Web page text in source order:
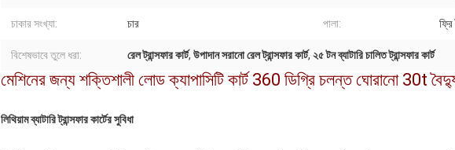
চাকার সংখ্যা: চার পালা: ফ্রি
বিশেষভাবে তুলে ধরা: রেল ট্রান্সফার কার্ট, উপাদান সরানো রেল ট্রান্সফার কার্ট, ২৫ টন ব্যাটারি চালিত ট্রান্সফার কার্ট
মেশিনের জন্য শক্তিশালী লোড ক্যাপাসিটি কার্ট 360 ডিগ্রি চলন্ত ঘোরানো 30t
লিথিয়াম ব্যাটারি ট্রান্সফার কার্টের সুবিধা